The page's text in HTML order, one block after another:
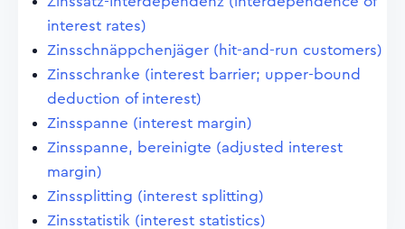
interest rates)
Zinsschnäppchenjäger (hit-and-run customers)
Zinsschranke (interest barrier; upper-bound
deduction of interest)
Zinsspanne (interest margin)
Zinsspanne, bereinigte (adjusted interest
margin)
Zinssplitting (interest splitting)
Zinsstatistik (interest statistics)